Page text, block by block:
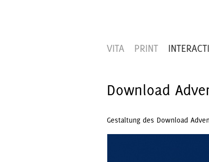
VITA PRINT
Download
Gestaltung des Download